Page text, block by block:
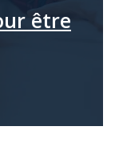
être